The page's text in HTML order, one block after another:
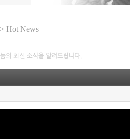
> Hot News